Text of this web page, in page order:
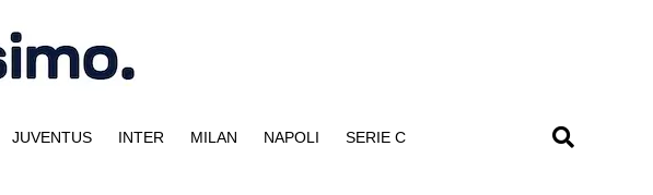
JUVENTUS INTER MILAN NAPOLI SERIE C